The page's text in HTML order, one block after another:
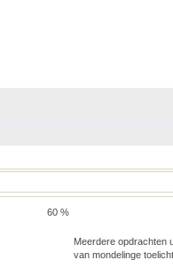
60 %
Meerdere opdrachten
van mondelinge